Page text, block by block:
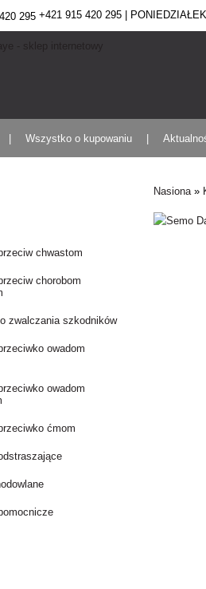
+421 915 420 295 |
Wszystko o kupowaniu
chwastom
chorobom
zwalczania szkodników
owadom
owadom
ćmom
Nasiona»